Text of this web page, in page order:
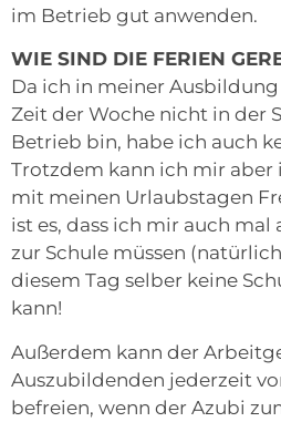
im Betrieb gut anwenden.
WIE SIND DIE FERIEN
Da ich in meiner
Zeit der Woche nicht in der
Betrieb bin, habe ich auch
Trotzdem kann ich mir aber
mit meinen Urlaubstagen
ist es, dass ich mir auch mal
zur Schule müssen
diesem Tag selber keine
kann!
Außerdem kann der
Auszubildenden jederzeit
befreien, wenn der Azubi